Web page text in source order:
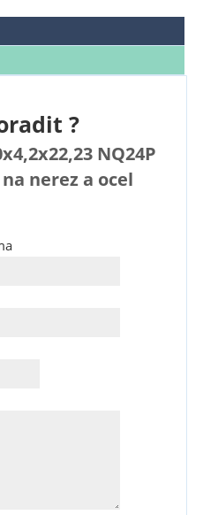
?
NQ24P
nerez a ocel